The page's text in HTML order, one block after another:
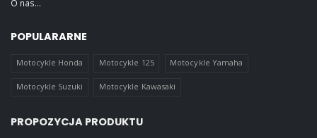
O nas...
POPULARARNE
Motocykle Honda Motocykle 125 Motocykle Yamaha
Motocykle Suzuki Motocykle Kawasaki
PROPOZYCJA PRODUKTU